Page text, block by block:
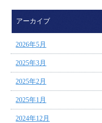
アーカイブ
2026年5月
2025年3月
2025年2月
2025年1月
2024年12月